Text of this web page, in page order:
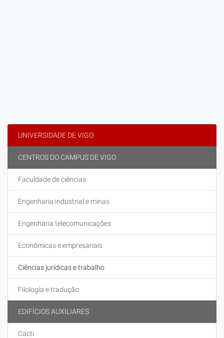
UNIVERSIDADE DE VIGO
CENTROS DO CAMPUS DE VIGO
Faculdade de ciências
Engenharia industrial e minas
Engenharia telecomunicações
Econômicas e empresariais
Ciências jurídicas e trabalho
Filología e tradução
EDIFÍCIOS AUXILIARES
Cacti